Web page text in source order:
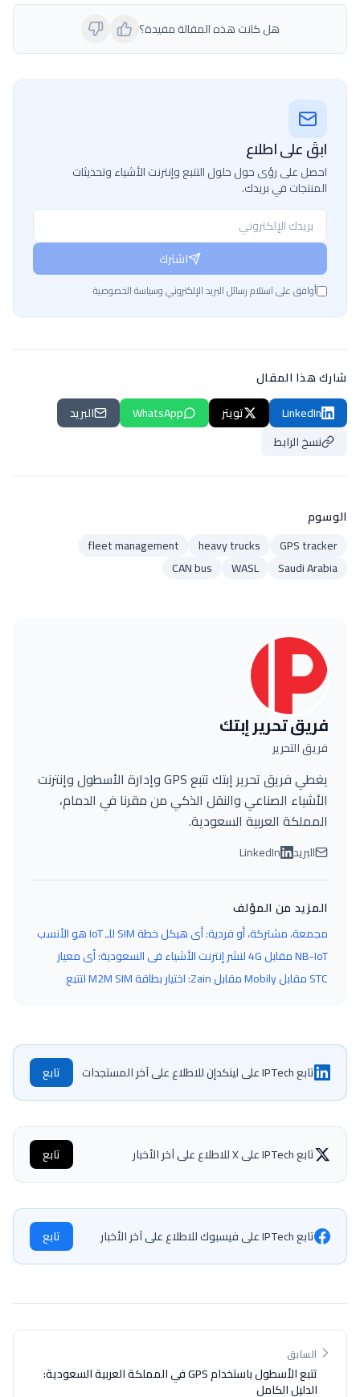
هل كانت هذه المقالة مفيدة؟
ابقَ على اطلاع
احصل على رؤى حول حلول التتبع وإنترنت الأشياء وتحديثات
المنتجات في بريدك.
اشترك
أوافق على استلام رسائل البريد الإلكتروني وسياسة الخصوصية
شارك هذا المقال
LinkedIn
تويتر WhatsApp
البريد
نسخ الرابط
الوسوم
GPS tracker
heavy trucks
fleet management
Saudi Arabia
WASL
CAN bus
فريق تحرير إبتك
فريق التحرير
يغطي فريق تحرير إبتك تتبع GPS وإدارة الأسطول وإنترنت
الأشياء الصناعي والنقل الذكي من مقرنا في الدمام،
المملكة العربية السعودية.
البريد LinkedIn
المزيد من المؤلف
مجمعة، مشتركة، أو فردية: أي هيكل خطة SIM للـ IoT هو الأنسب
لأسطولك السعودي؟NB-IoT مقابل 4G لنشر إنترنت الأشياء في السعودية: أي معيار
شبكة يحتاجه جهازك؟ STC مقابل Mobily مقابل Zain: اختيار بطاقة M2M SIM لتتبع
تابع IPTech على لينكدإن للاطلاع على آخر المستجدات تابع
تابع IPTech على X للاطلاع على آخر الأخبار تابع
تابع IPTech على فيسبوك للاطلاع على آخر الأخبار تابع
السابق
تتبع الأسطول باستخدام GPS في المملكة العربية السعودية:
الدليل الكامل